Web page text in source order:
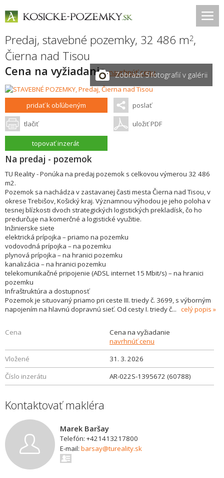
Predaj, stavebné pozemky, 32 486 m2,
Čierna nad Tisou
Cena na vyžiadanienavrhnúť cenu
Zobraziť 5 fotografií v galérii
pridať k obľúbeným poslať
tlačiť uložiť PDF
topovať inzerát
Na predaj - pozemok
TU Reality - Ponúka na predaj pozemok s celkovou výmerou 32 486
m2.
Pozemok sa nachádza v zastavanej časti mesta Čierna nad Tisou, v
okrese Trebišov, Košický kraj. Významnou výhodou je jeho poloha v
tesnej blízkosti dvoch strategických logistických prekladísk, čo ho
predurčuje na komerčné a logistické využitie.
Inžinierske siete
elektrická prípojka – priamo na pozemku
vodovodná prípojka – na pozemku
plynová prípojka – na hranici pozemku
kanalizácia – na hranici pozemku
telekomunikačné pripojenie (ADSL internet 15 Mbit/s) – na hranici
pozemku
Infraštruktúra a dostupnosť
Pozemok je situovaný priamo pri ceste III. triedy č. 3699, s výborným
napojením na hlavnú dopravnú sieť. Od cesty I. triedy č... celý popis
Cena
Cena na vyžiadanie
navrhnúť cenu
Vložené
31. 3. 2026
Číslo inzerátu
AR-022S-1395672 (60788)
Kontaktovať makléra
Marek Baršay
Telefón: +421413217800
E-mail: barsay@tureality.sk